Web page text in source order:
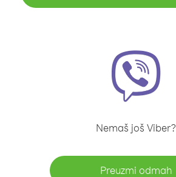
Nemaš još Viber?
Preuzmi odmah